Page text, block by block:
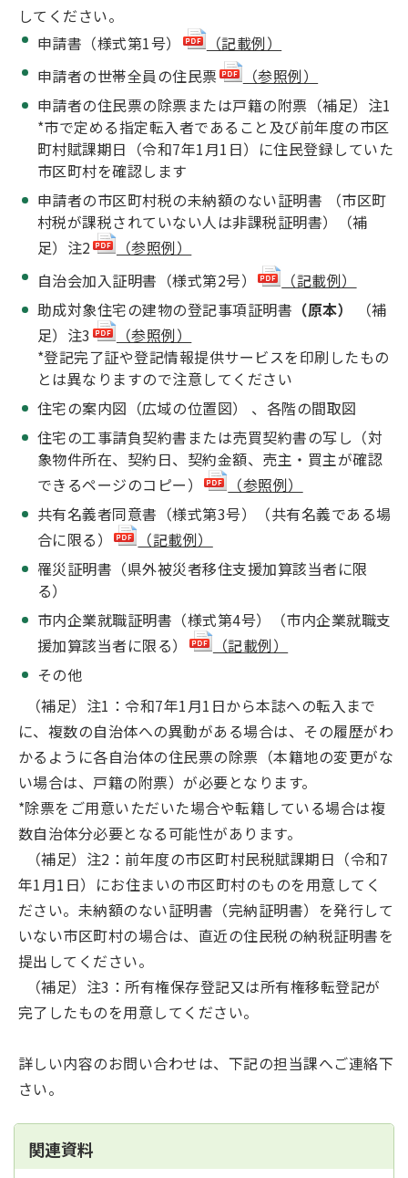
してください。
申請書（様式第1号）
（記載例）
申請者の世帯全員の住民票
（参照例）
申請者の住民票の除票または戸籍の附票（補足）注1
*市で定める指定転入者であること及び前年度の市区
町村賦課期日（令和7年1月1日）に住民登録していた
市区町村を確認します
申請者の市区町村税の未納額のない証明書 （市区町
村税が課税されていない人は非課税証明書）（補
足）注2
（参照例）
自治会加入証明書（様式第2号）
（記載例）
助成対象住宅の建物の登記事項証明書 （原本）
（補
足）注3
（参照例）
*登記完了証や登記情報提供サービスを印刷したもの
とは異なりますので注意してください
住宅の案内図（広域の位置図） 、各階の間取図
住宅の工事請負契約書または売買契約書の写し（対
象物件所在、契約日、契約金額、売主・買主が確認
できるページのコピー）
（参照例）
共有名義者同意書（様式第3号）（共有名義である場
合に限る）
（記載例）
罹災証明書（県外被災者移住支援加算該当者に限
る）
市内企業就職証明書（様式第4号）（市内企業就職支
援加算該当者に限る）
（記載例）
その他
（補足）注1：令和7年1月1日から本誌への転入まで
に、複数の自治体への異動がある場合は、その履歴がわ
かるように各自治体の住民票の除票（本籍地の変更がな
い場合は、戸籍の附票）が必要となります。
*除票をご用意いただいた場合や転籍している場合は複
数自治体分必要となる可能性があります。
（補足）注2：前年度の市区町村民税賦課期日（令和7
年1月1日）にお住まいの市区町村のものを用意してく
ださい。未納額のない証明書（完納証明書）を発行して
いない市区町村の場合は、直近の住民税の納税証明書を
提出してください。
（補足）注3：所有権保存登記又は所有権移転登記が
完了したものを用意してください。
詳しい内容のお問い合わせは、下記の担当課へご連絡下
さい。
関連資料